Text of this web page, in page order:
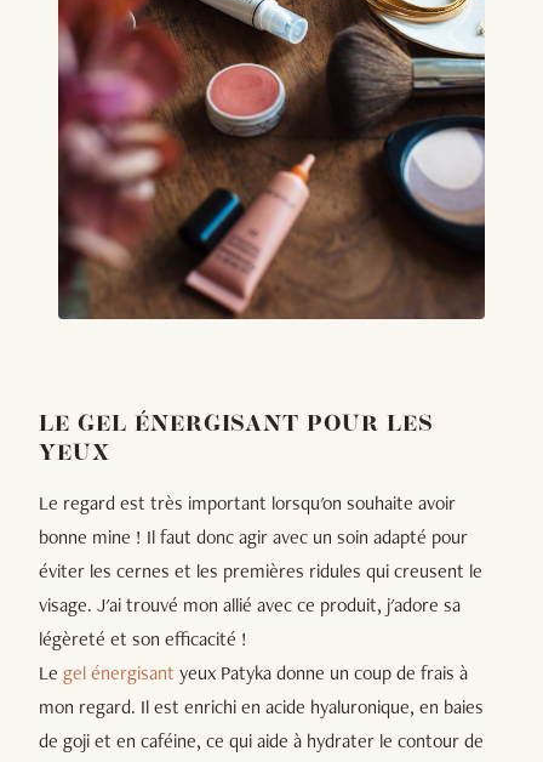
LE GEL ÉNERGISANT POUR LES
YEUX
Le regard est très important lorsqu'on souhaite avoir
bonne mine ! Il faut donc agir avec un soin adapté pour
éviter les cernes et les premières ridules qui creusent le
visage. J'ai trouvé mon allié avec ce produit, j'adore sa
légèreté et son efficacité !
Le gel énergisant yeux Patyka donne un coup de frais à
mon regard. Il est enrichi en acide hyaluronique, en baies
de goji et en caféine, ce qui aide à hydrater le contour de